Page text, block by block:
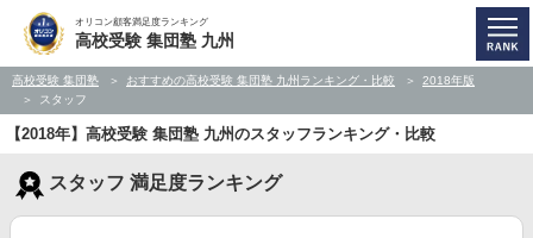
オリコン顧客満足度ランキング
高校受験 集団塾 九州
高校受験 集団塾 おすすめの高校受験 集団塾 九州ランキング・比較
2018年版
スタッフ
【2018年】高校受験 集団塾 九州のスタッフランキング・比較
スタッフ 満足度ランキング